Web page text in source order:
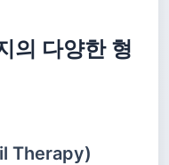
의 다양한 형
Therapy)